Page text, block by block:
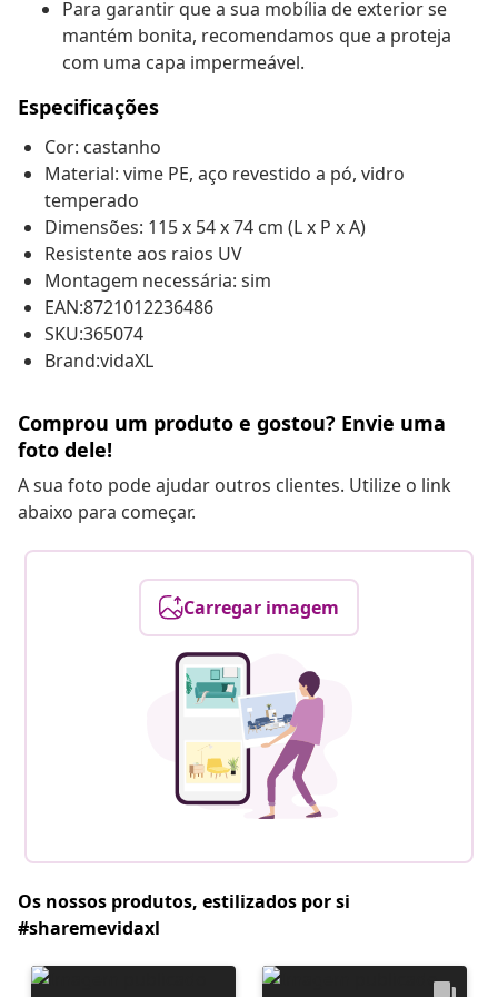
Para garantir que a sua mobília de exterior se
mantém bonita, recomendamos que a proteja
com uma capa impermeável.
Especificações
Cor: castanho
Material: vime PE, aço revestido a pó, vidro
temperado
Dimensões: 115 x 54 x 74 cm (L x P x A)
Resistente aos raios UV
Montagem necessária: sim
EAN:8721012236486
SKU:365074
Brand:vidaXL
Comprou um produto e gostou? Envie uma
foto dele!
A sua foto pode ajudar outros clientes. Utilize o link
abaixo para começar.
Carregar imagem
Os nossos produtos, estilizados por si
#sharemevidaxl